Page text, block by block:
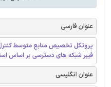
عنوان فارسی
پروتکل تخصیص منابع متوسط
فیبر شبکه های دسترسی بر اساس
عنوان انگلیسی